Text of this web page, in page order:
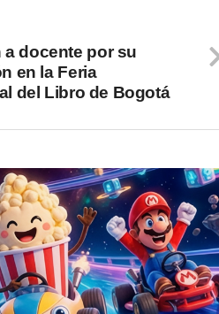
a docente por su
en la Feria
del Libro de Bogotá